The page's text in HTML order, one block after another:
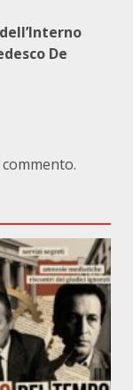
De